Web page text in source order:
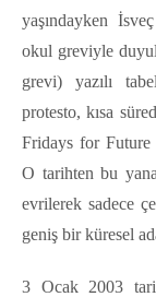
yaşındayken
okul greviyle
grevi) yazılı
protesto, kısa
Fridays for Future
O tarihten bu
evrilerek sadece
geniş bir küresel
3 Ocak 2003